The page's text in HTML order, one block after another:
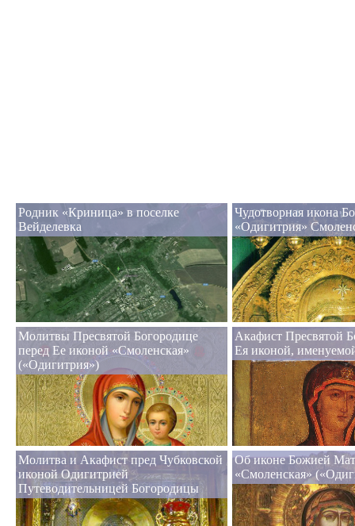
Родник «Криница» в поселке
Вейделевка
Чудотворная икона
«Одигитрия»
Молитвы Пресвятой Богородице
перед Ее иконой «Смоленская»
(«Одигитрия»)
Акафист Пресвятой
Ея иконой,
Молитва и Акафист пред Чубковской
иконой Одигитрией
Путеводительницей Богородицы
Об иконе Божией
«Смоленская»